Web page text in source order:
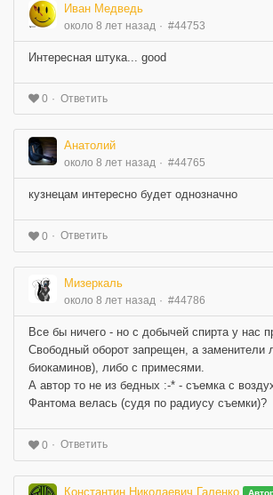
Иван Медведь
около 8 лет назад #44753
Интересная штука... good
0 Ответить
Анатолий
около 8 лет назад #44765
кузнецам интересно будет однозначно
0 Ответить
Мизеркаль
около 8 лет назад #44786
Все бы ничего - но с добычей спирта у нас
Свободный оборот запрещен, а заменители
биокаминов), либо с примесями.
А автор то не из бедных :-* - съемка с
Фантома велась (судя по радиусу съемки)?
0 Ответить
Константин Николаевич Галенко